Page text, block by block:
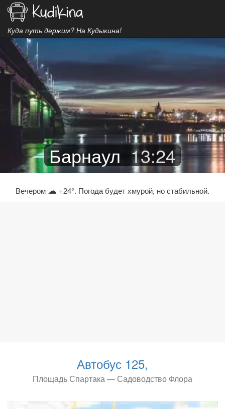
Куда путь держим? На Кудыкина!
Барнаул 13:24
Вечером ☁ +24°. Погода будет хмурой, но стабильной.
Автобус 125,
Площадь Спартака — Садоводство Флора